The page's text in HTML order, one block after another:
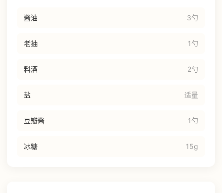
酱油 3勺
老抽 1勺
料酒 2勺
盐 适量
豆瓣酱 1勺
冰糖 15g